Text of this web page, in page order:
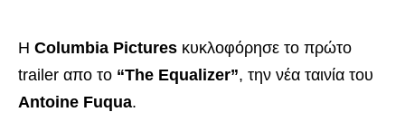
Η Columbia Pictures κυκλοφόρησε το πρώτο
trailer απο το “The Equalizer”, την νέα ταινία του
Antoine Fuqua.